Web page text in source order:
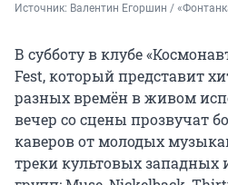
Источник: Валентин Егоршин /
В субботу в клубе
Fest, который представит
разных времён в живом
вечер со сцены прозвучат
каверов от молодых
треки культовых западных